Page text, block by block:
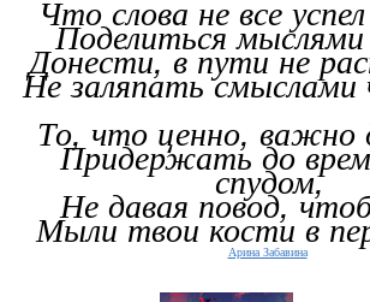
Что слова не все
Поделиться
Донести, в пути не
Не заляпать
То, что ценно, важно
Придержать до
спудом,
Не давая повод,
Мыли твои кости в
Арина Забавина